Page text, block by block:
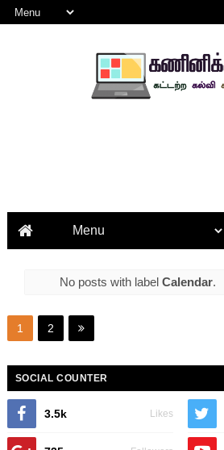
No posts with labelCalendar.
1 2
SOCIAL COUNTER
3.5k Likes